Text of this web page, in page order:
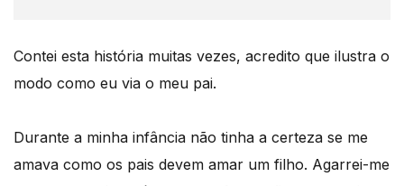
Contei esta história muitas vezes, acredito que ilustra o
modo como eu via o meu pai.
Durante a minha infância não tinha a certeza se me
amava como os pais devem amar um filho. Agarrei-me